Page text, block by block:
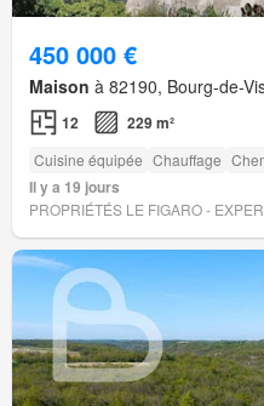
450 000 €
Maison à 82190, Bourg-de-
12 229 m²
Cuisine équipée Chauffage
Il y a 19 jours
PROPRIÉTÉS LE FIGARO -